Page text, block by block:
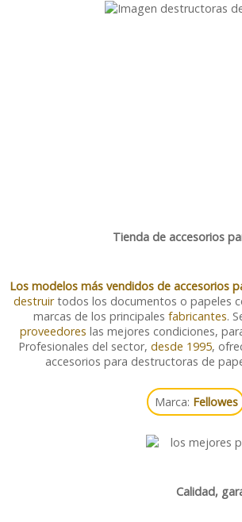
Tienda de accesorios
Los modelos más vendidos de accesorios
destruirtodos los documentos o papeles
marcas de los principales fabricantes.
proveedores las mejores condiciones,
Profesionales del sector,desde 1995,
accesorios para destructoras de
Marca: Fellowes
Calidad,